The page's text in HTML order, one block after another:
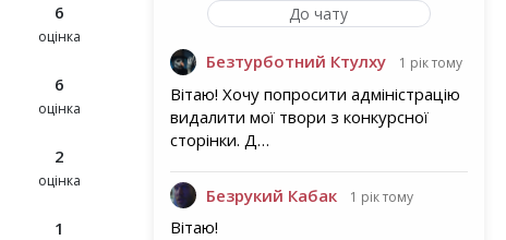
6
оцінка
6
оцінка
2
оцінка
1
До чату
Безтурботний Ктулху 1 рік тому
Вітаю! Хочу попросити адміністрацію
видалити мої твори з конкурсної
сторінки. Д…
Безрукий Кабак 1 рік тому
Вітаю!